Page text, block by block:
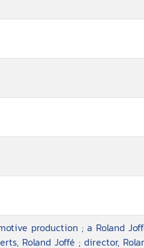
production ; a Roland
Roland Joffé ; director,